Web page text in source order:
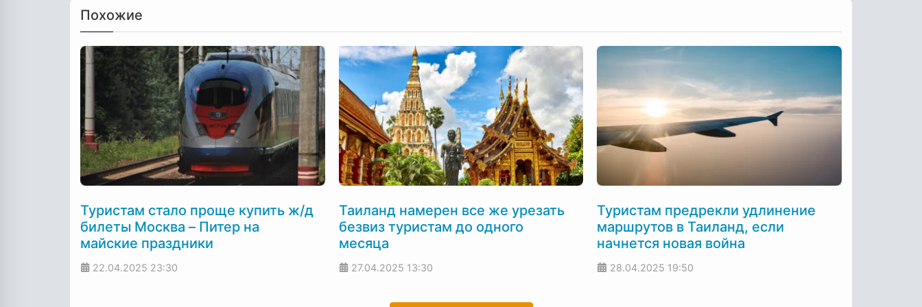
Похожие
Туристам стало проще купить ж/д
билеты Москва – Питер на
майские праздники
22.04.2025 23:30
Таиланд намерен все же урезать
безвиз туристам до одного
месяца
27.04.2025 13:30
Туристам предрекли удлинение
маршрутов в Таиланд, если
начнется новая война
28.04.2025 19:50